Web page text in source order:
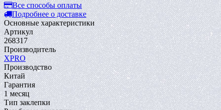
Все способы оплаты
Подробнее о доставке
Основные характеристики
Артикул
268317
Производитель
XPRO
Производство
Китай
Гарантия
1 месяц
Тип заклепки